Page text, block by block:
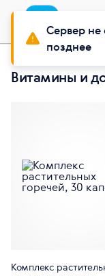
Buy
Комплекс
Сервер не
позднее